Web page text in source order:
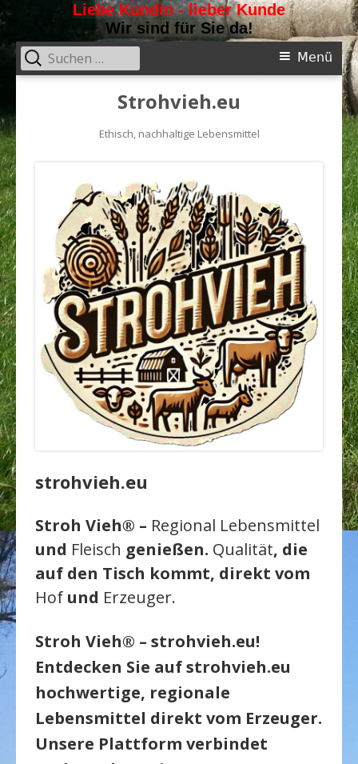
Liebe Kundin - lieber Kunde
Wir sind für Sie da!